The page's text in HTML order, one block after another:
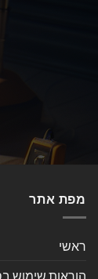
מפת אתר
ראשי
הוראות שימוש